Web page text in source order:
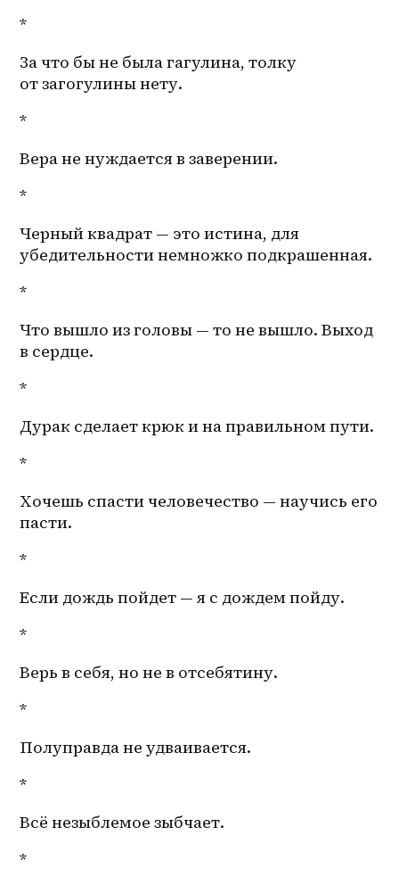
*
За что бы не была гагулина, толку
от загогулины нету.
*
Вера не нуждается в заверении.
*
Черный квадрат — это истина, для
убедительности немножко подкрашенная.
*
Что вышло из головы — то не вышло. Выход
в сердце.
*
Дурак сделает крюк и на правильном пути.
*
Хочешь спасти человечество — научись его
пасти.
*
Если дождь пойдет — я с дождем пойду.
*
Верь в себя, но не в отсебятину.
*
Полуправда не удваивается.
*
Всё незыблемое зыбчает.
*